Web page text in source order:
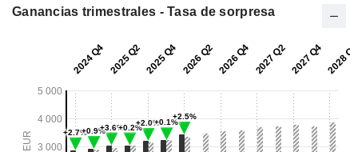
Ganancias trimestrales - Tasa de sorpresa